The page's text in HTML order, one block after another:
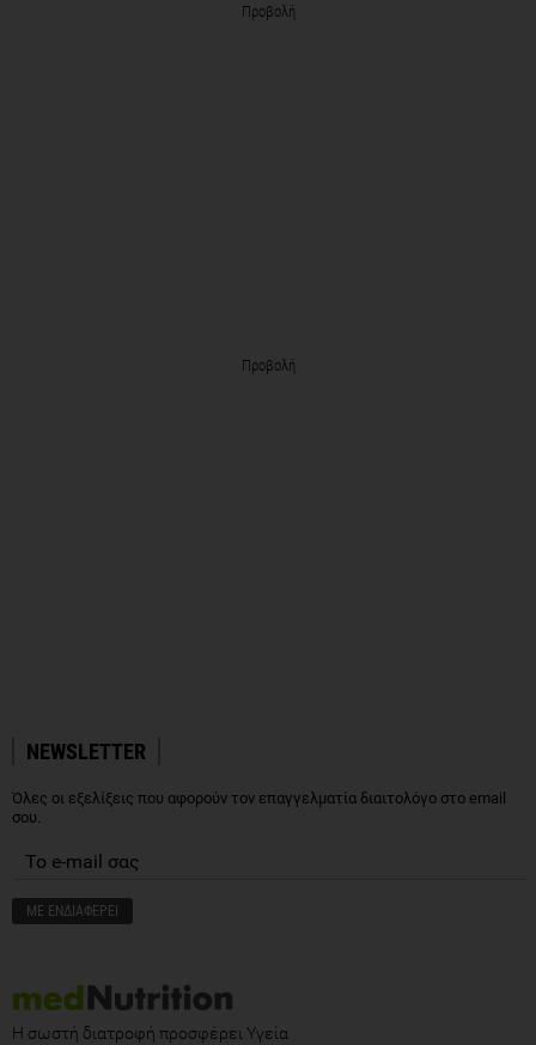
Προβολή
Προβολή
NEWSLETTER
Όλες οι εξελίξεις που αφορούν τον επαγγελματία διαιτολόγο στο email
σου.
Η σωστή διατροφή προσφέρει Υγεία